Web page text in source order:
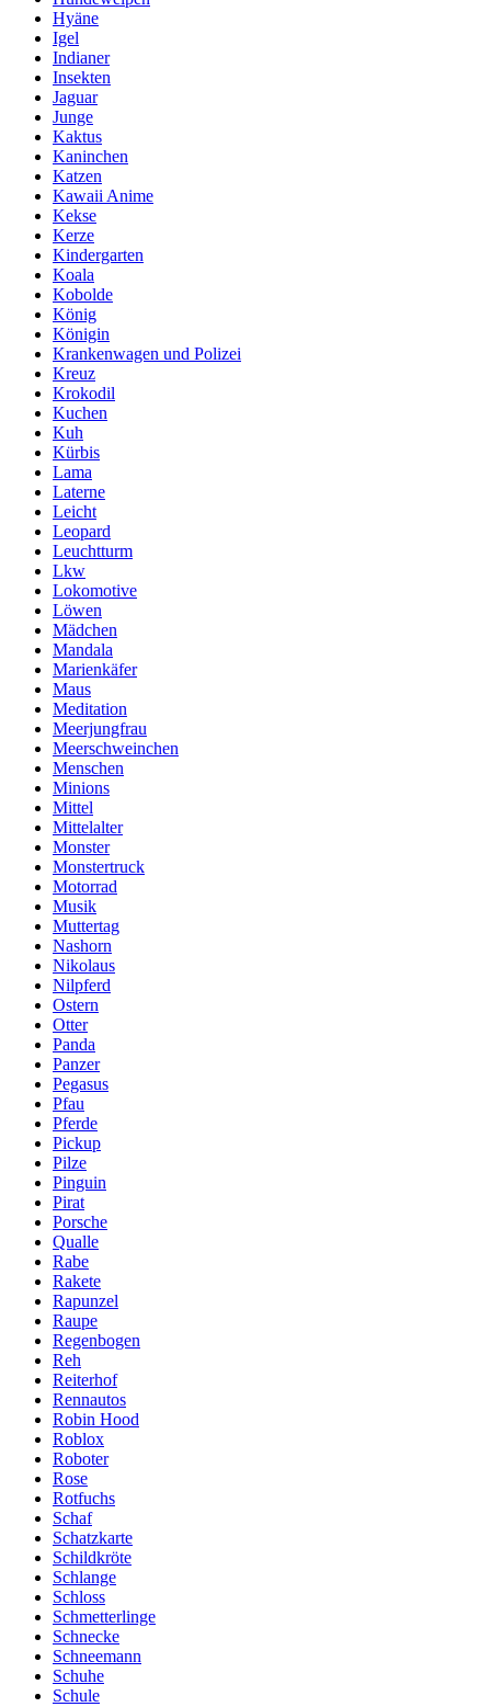
Hyäne
Igel
Indianer
Insekten
Jaguar
Junge
Kaktus
Kaninchen
Katzen
Kawaii Anime
Kekse
Kerze
Kindergarten
Koala
Kobolde
König
Königin
Krankenwagen und Polizei
Kreuz
Krokodil
Kuchen
Kuh
Kürbis
Lama
Laterne
Leicht
Leopard
Leuchtturm
Lkw
Lokomotive
Löwen
Mädchen
Mandala
Marienkäfer
Maus
Meditation
Meerjungfrau
Meerschweinchen
Menschen
Minions
Mittel
Mittelalter
Monster
Monstertruck
Motorrad
Musik
Muttertag
Nashorn
Nikolaus
Nilpferd
Ostern
Otter
Panda
Panzer
Pegasus
Pfau
Pferde
Pickup
Pilze
Pinguin
Pirat
Porsche
Qualle
Rabe
Rakete
Rapunzel
Raupe
Regenbogen
Reh
Reiterhof
Rennautos
Robin Hood
Roblox
Roboter
Rose
Rotfuchs
Schaf
Schatzkarte
Schildkröte
Schlange
Schloss
Schmetterlinge
Schnecke
Schneemann
Schuhe
Schule